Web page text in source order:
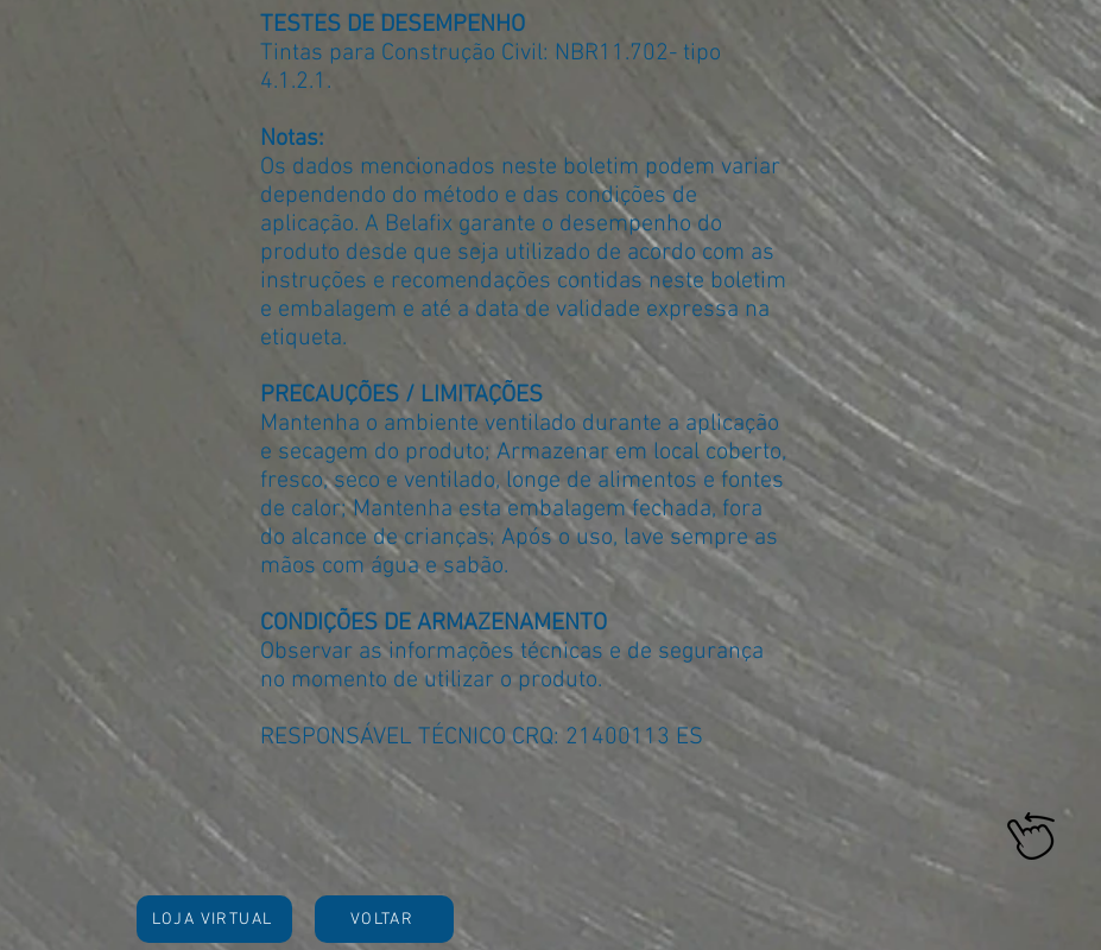
TESTES DE DESEMPENHO
Tintas para Construção Civil: NBR11.702- tipo
4.1.2.1.
Notas:
Os dados mencionados neste boletim podem variar
dependendo do método e das condições de
aplicação. A Belafix garante o desempenho do
produto desde que seja utilizado de acordo com as
instruções e recomendações contidas neste boletim
e embalagem e até a data de validade expressa na
etiqueta.
PRECAUÇÕES / LIMITAÇÕES
Mantenha o ambiente ventilado durante a aplicação
e secagem do produto; Armazenar em local coberto,
fresco, seco e ventilado, longe de alimentos e fontes
de calor; Mantenha esta embalagem fechada, fora
do alcance de crianças; Após o uso, lave sempre as
mãos com água e sabão.
CONDIÇÕES DE ARMAZENAMENTO
Observar as informações técnicas e de segurança
no momento de utilizar o produto.
RESPONSÁVEL TÉCNICO CRQ: 21400113 ES
LOJA VIRTUAL VOLTAR